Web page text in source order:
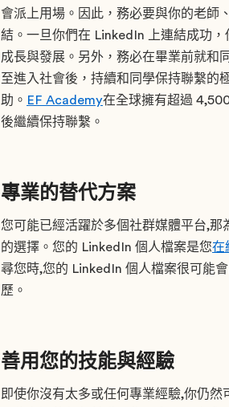
會派上用場。因此，務必要與你的老師
結。一旦你們在 LinkedIn 上連結成功
成長與發展。另外，務必在畢業前就和
至進入社會後，持續和同學保持聯繫的
助。 EF Academy在全球擁有超過
後繼續保持聯繫。
專業的替代方案
您可能已經活躍於多個社群媒體平台,
的選擇。您的 LinkedIn 個人檔案是您在
尋您時,您的 LinkedIn 個人檔案很可能
歷。
善用您的技能與經驗
即使你沒有太多或任何專業經驗,你仍